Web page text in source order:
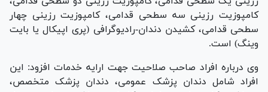
کامپوزیت رزینی سه سطحی قدامی، کامپوزیت رزینی چهار
سطحی قدامی، کشیدن دندان-رادیوگرافی (پری اپیکال یا بایت
وینگ) است.
وی درباره افراد صاحب صلاحیت جهت ارایه خدمات افزود: این
افراد شامل دندان پزشک عمومی، دندان پزشک متخصص،